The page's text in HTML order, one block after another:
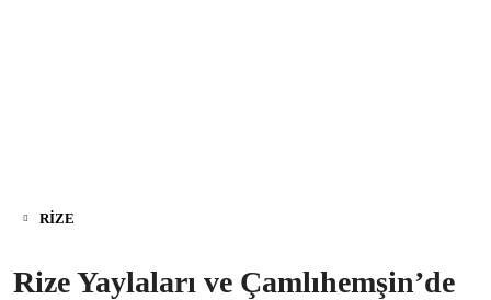
RIZE
Rize Yaylaları ve Çamlıhemşin’de